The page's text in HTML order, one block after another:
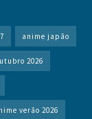
anime japão
2026
verão 2026